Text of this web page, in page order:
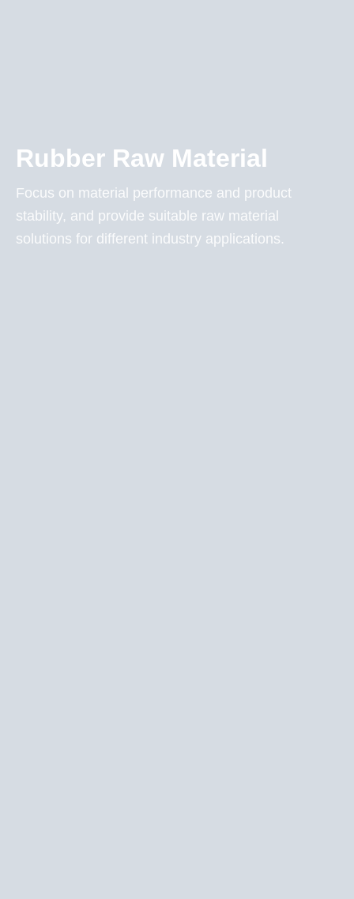
Rubber Raw Material
Focus on material performance and product
stability, and provide suitable raw material
solutions for different industry applications.